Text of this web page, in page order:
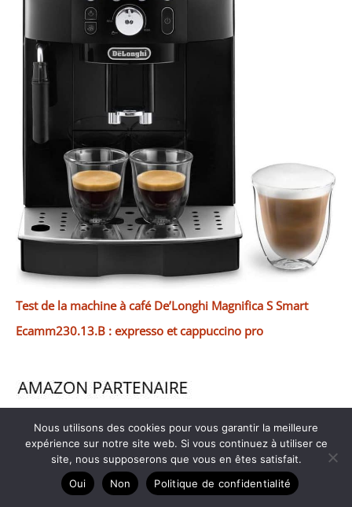
Test de la machine à café De’Longhi Magnifica S Smart
Ecamm230.13.B : expresso et cappuccino pro
Nous utilisons des cookies pour vous garantir la meilleure
expérience sur notre site web. Si vous continuez à utiliser ce
site, nous supposerons que vous en êtes satisfait.
Oui
Non Politique de confidentialité